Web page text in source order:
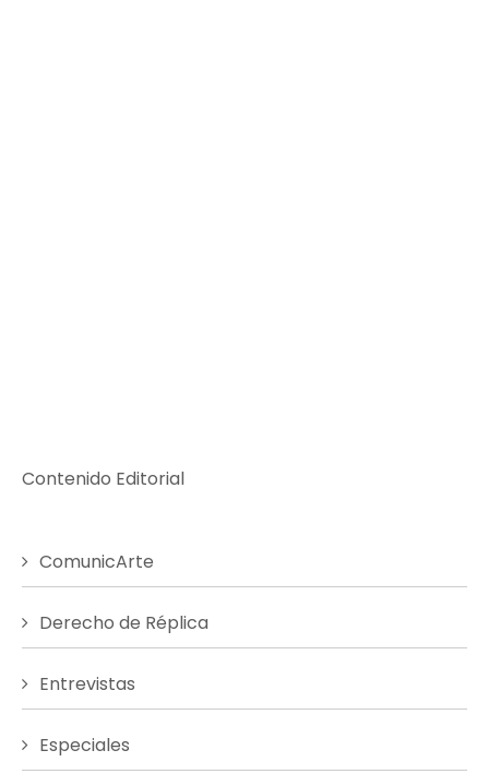
Contenido Editorial
ComunicArte
Derecho de Réplica
Entrevistas
Especiales